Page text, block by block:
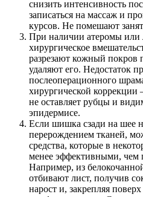
снизить интенсивность
записаться на массаж и
курсов. Не помешают
При наличии атеромы или
хирургическое
разрезают кожный покров
удаляют его. Недостаток
послеоперационного
хирургической коррекции
не оставляет рубцы и
эпидермисе.
Если шишка сзади на шее
перерождением тканей,
средства, которые в
менее эффективными, чем
Например, из
отбивают лист, получив
нарост и, закрепляя